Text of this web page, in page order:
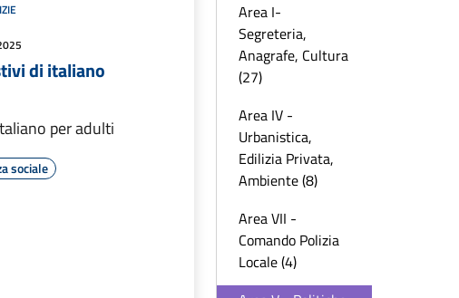
di italiano
per adulti
sociale
Area I-
Segreteria,
Anagrafe, Cultura
(27)
Area IV -
Urbanistica,
Edilizia Privata,
Ambiente (8)
Area VII -
Comando Polizia
Locale (4)